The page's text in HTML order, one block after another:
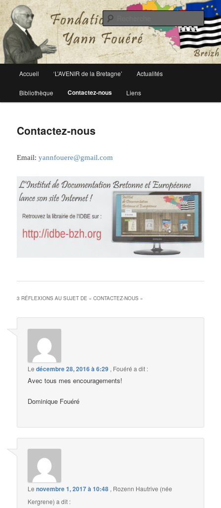
Fondation Yann Fouéré
Le site officiel de la fondation Yann Fouéré
principal
Aller
au
principal
Accueil ‘L’AVENIR de la Bretagne’ Actualités
Bibliothèque Contactez-nous Liens
Contactez-nous
Email:yannfouere@gmail.com
3 RÉFLEXIONS AU SUJET DE «CONTACTEZ-NOUS »
Ledécembre 28, 2016 à 6:29 , Fouéré a dit :
Avec tous mes encouragements!
Dominique Fouéré
Lenovembre 1, 2017 à 10:48 , Rozenn Hautrive (née
Kergrene) a dit :